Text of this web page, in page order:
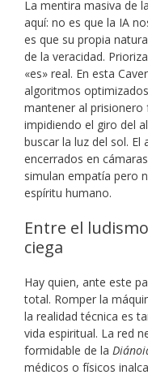
La mentira masiva de
aquí: no es que la IA
es que su propia
de la veracidad.
«es» real. En esta
algoritmos
mantener al prisionero
impidiendo el giro del
buscar la luz del sol. El
encerrados en
simulan empatía pero
espíritu humano.
Entre el
ciega
Hay quien, ante este
total. Romper la
la realidad técnica es
vida espiritual. La red
formidable de la
médicos o físicos